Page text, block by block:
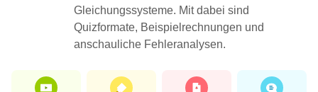
Gleichungssysteme. Mit dabei sind
Quizformate, Beispielrechnungen und
anschauliche Fehleranalysen.